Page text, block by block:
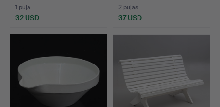
1 puja
32 USD
2 pujas
37 USD